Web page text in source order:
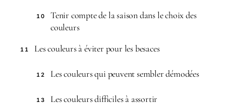
10
Tenir compte de la saison dans le choix des
couleurs
11 Les couleurs à éviter pour les besaces
12 Les couleurs qui peuvent sembler démodées
13 Les couleurs difficiles à assortir